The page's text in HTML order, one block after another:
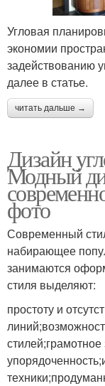
Угловая
экономии
задействованию
далее в статье.
читать дальше →
Дизайн
Модный
фото
Современный
набирающее
занимаются
стиля выделяют:
простоту и